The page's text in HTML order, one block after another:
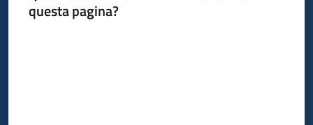
telematiche
questa pagina?